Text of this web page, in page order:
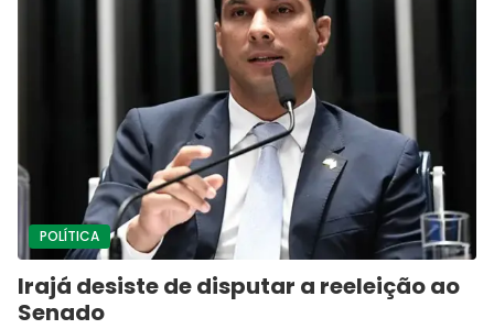
POLÍTICA
Irajá desiste de disputar a reeleição ao
Senado